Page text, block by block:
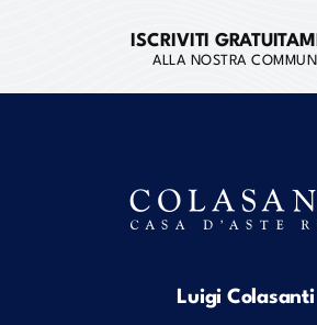
ISCRIVITI
ALLA NOSTRA
Luigi Colasanti